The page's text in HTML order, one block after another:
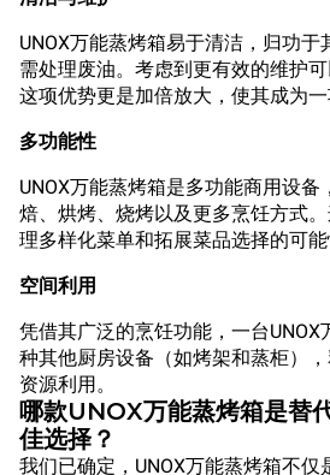
UNOX万能蒸烤箱易于清洁，归功
需处理废油。考虑到更有效的维护
这项优势更是加倍放大，使其成为一
多功能性
UNOX万能蒸烤箱是多功能商用设备
焙、烘烤、烧烤以及更多烹饪方式
理多样化菜单和拓展菜品选择的可能
空间利用
凭借其广泛的烹饪功能，一台UNOX
种其他厨房设备（如烤架和蒸柜）
资源利用。
哪款UNOX万能蒸烤箱是替
佳选择？
我们已确定，UNOX万能蒸烤箱不